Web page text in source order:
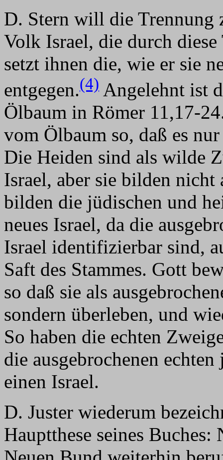
D. Stern will die Trennung
Volk Israel, die durch
setzt ihnen die, wie er sie
entgegen.(4) Angelehnt ist
Ölbaum in Römer 11,17-
vom Ölbaum so, daß es
Die Heiden sind als wilde
Israel, aber sie bilden nicht
bilden die jüdischen und
neues Israel, da die
Israel identifizierbar sind,
Saft des Stammes. Gott
so daß sie als
sondern überleben, und
So haben die echten
die ausgebrochenen
einen Israel.
D. Juster wiederum
Hauptthese seines